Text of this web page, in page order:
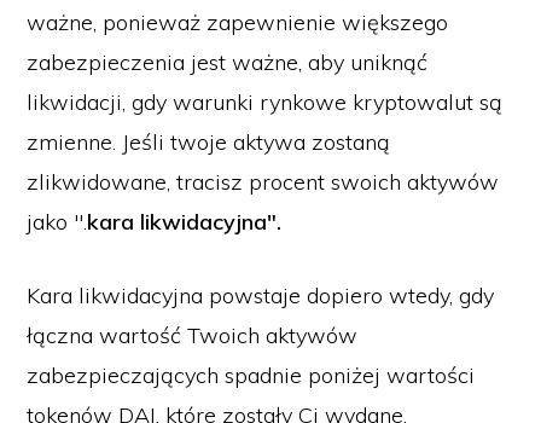
ważne, ponieważ zapewnienie większego
zabezpieczenia jest ważne, aby uniknąć
likwidacji, gdy warunki rynkowe kryptowalut są
zmienne. Jeśli twoje aktywa zostaną
zlikwidowane, tracisz procent swoich aktywów
jako ".kara likwidacyjna".
Kara likwidacyjna powstaje dopiero wtedy, gdy
łączna wartość Twoich aktywów
zabezpieczających spadnie poniżej wartości
tokenów DAI, które zostały Ci wydane.